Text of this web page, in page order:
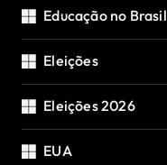
Educação no Brasil
Eleições
Eleições 2026
EUA